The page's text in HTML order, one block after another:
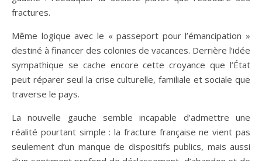
fractures.
Même logique avec le « passeport pour l’émancipation »
destiné à financer des colonies de vacances. Derrière l’idée
sympathique se cache encore cette croyance que l’État
peut réparer seul la crise culturelle, familiale et sociale que
traverse le pays.
La nouvelle gauche semble incapable d’admettre une
réalité pourtant simple : la fracture française ne vient pas
seulement d’un manque de dispositifs publics, mais aussi